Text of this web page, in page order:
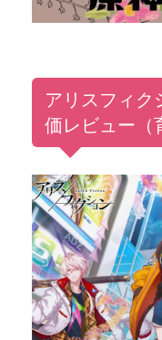
アリスフィク
価レビュー（